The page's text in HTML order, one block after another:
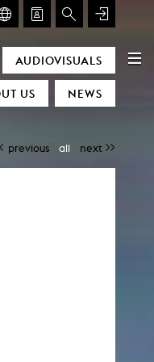
AUDIOVISUALS
US NEWS
previous all next
Discourse